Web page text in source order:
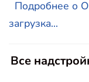
Подробнее о
загрузка...
Все